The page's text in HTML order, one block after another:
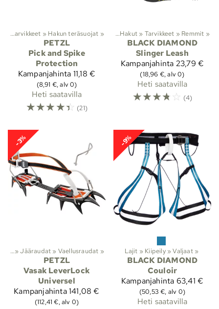
Tarvikkeet ‪» Hakun teräsuojat ‪»
PETZL
Pick and Spike
Protection
Kampanjahinta 11,18 €
(8,91 €, alv 0)
Heti saatavilla
☆☆☆☆☆ (21)
Lajit‪»Kiipeily ‪» Hakut ‪» Tarvikkeet ‪» Remmit ‪»
BLACK DIAMOND
Slinger Leash
Kampanjahinta 23,79 €
(18,96 €, alv 0)
Heti saatavilla
☆☆☆☆ ☆ (4)
-3%
‪»Jääraudat ‪» Vaellusraudat ‪»
PETZL
Vasak LeverLock
Universel
Kampanjahinta141,08 €
(112,41 €, alv 0)
-9%
Lajit ‪» Kiipeily ‪»Valjaat ‪»
BLACK DIAMOND
Couloir
Kampanjahinta 63,41 €
(50,53 €, alv 0)
Heti saatavilla